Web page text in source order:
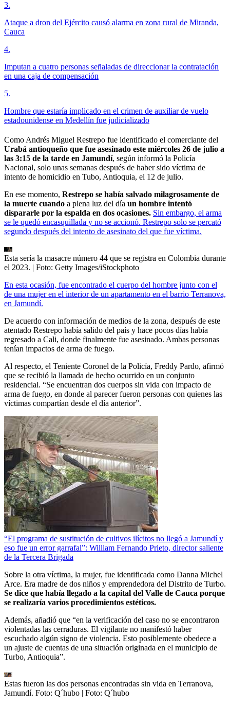
3.
Ataque a dron del Ejército causó alarma en zona rural de Miranda,
Cauca
4.
Imputan a cuatro personas señaladas de direccionar la contratación
en una caja de compensación
5.
Hombre que estaría implicado en el crimen de auxiliar de vuelo
estadounidense en Medellín fue judicializado
Como Andrés Miguel Restrepo fue identificado el comerciante del
Urabá antioqueño que fue asesinado este miércoles 26 de julio a
las 3:15 de la tarde en Jamundí, según informó la Policía
Nacional, solo unas semanas después de haber sido víctima de
intento de homicidio en Tubo, Antioquia, el 12 de julio.
En ese momento, Restrepo se había salvado milagrosamente de
la muerte cuando a plena luz del día un hombre intentó
dispararle por la espalda en dos ocasiones. Sin embargo, el arma
se le quedó encasquillada y no se accionó. Restrepo solo se percató
segundo después del intento de asesinato del que fue víctima.
Esta sería la masacre número 44 que se registra en Colombia durante
el 2023. | Foto: Getty Images/iStockphoto
En esta ocasión, fue encontrado el cuerpo del hombre junto con el
de una mujer en el interior de un apartamento en el barrio Terranova,
en Jamundí.
De acuerdo con información de medios de la zona, después de este
atentado Restrepo había salido del país y hace pocos días había
regresado a Cali, donde finalmente fue asesinado. Ambas personas
tenían impactos de arma de fuego.
Al respecto, el Teniente Coronel de la Policía, Freddy Pardo, afirmó
que se recibió la llamada de hecho ocurrido en un conjunto
residencial. “Se encuentran dos cuerpos sin vida con impacto de
arma de fuego, en donde al parecer fueron personas con quienes las
víctimas compartían desde el día anterior”.
“El programa de sustitución de cultivos ilícitos no llegó a Jamundí y
eso fue un error garrafal”: William Fernando Prieto, director saliente
de la Tercera Brigada
Sobre la otra víctima, la mujer, fue identificada como Danna Michel
Arce. Era madre de dos niños y emprendedora del Distrito de Turbo.
Se dice que había llegado a la capital del Valle de Cauca porque
se realizaría varios procedimientos estéticos.
Además, añadió que “en la verificación del caso no se encontraron
violentadas las cerraduras. El vigilante no manifestó haber
escuchado algún signo de violencia. Esto posiblemente obedece a
un ajuste de cuentas de una situación originada en el municipio de
Turbo, Antioquia”.
Estas fueron las dos personas encontradas sin vida en Terranova,
Jamundí. Foto: Q´hubo | Foto: Q´hubo